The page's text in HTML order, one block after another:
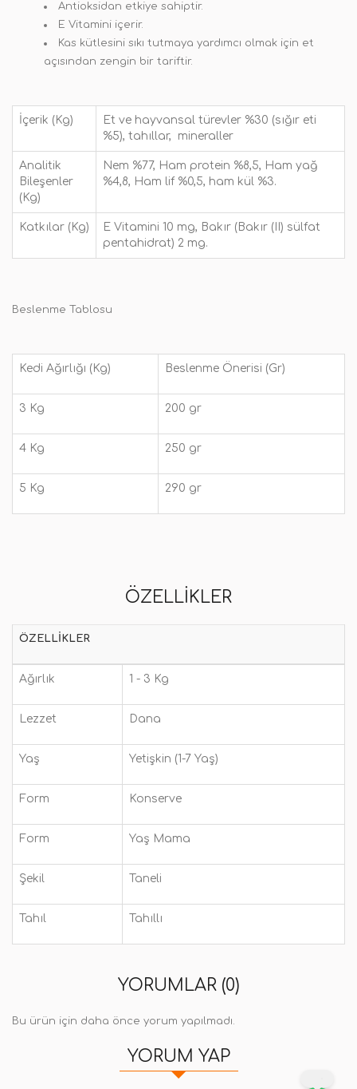
Antioksidan etkiye sahiptir.
E Vitamini içerir.
Kas kütlesini sıkı tutmaya yardımcı olmak için et
açısından zengin bir tariftir.
İçerik (Kg)
Et ve hayvansal türevler %30 (sığır eti
%5), tahıllar, mineraller
Analitik
Bileşenler
(Kg)
Nem %77, Ham protein %8,5, Ham yağ
%4,8, Ham lif %0,5, ham kül %3.
Katkılar (Kg)
E Vitamini 10 mg, Bakır (Bakır (II) sülfat
pentahidrat) 2 mg.
Beslenme Tablosu
Kedi Ağırlığı (Kg) Beslenme Önerisi (Gr)
3 Kg 200 gr
4 Kg 250 gr
5 Kg 290 gr
ÖZELLIKLER
ÖZELLIKLER
Ağırlık 1 - 3 Kg
Lezzet Dana
Yaş Yetişkin (1-7 Yaş)
Form Konserve
Form Yaş Mama
Şekil Taneli
Tahıl Tahıllı
YORUMLAR (0)
Bu ürün için daha önce yorum yapılmadı.
YORUM YAP